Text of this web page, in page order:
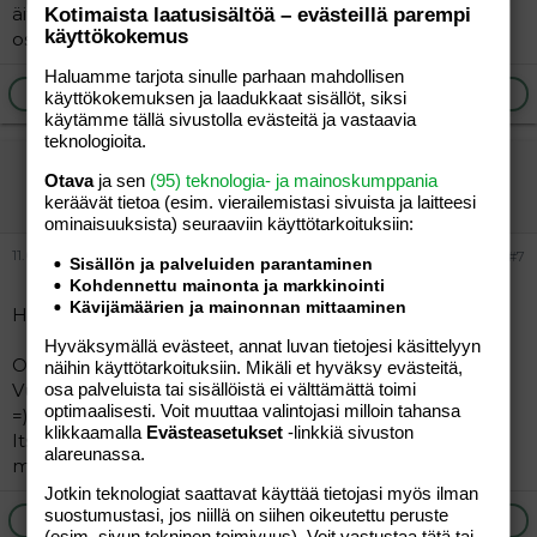
äiti Vantaalta. Minulle voi laittaa vaikkapa meiliä
osoitteeseen: ikkunaprinsessa82@jippii.fi
Ilmoita asiaton viesti
Vieras
11.06.2004 #7
Hei!
Olen 5 vuotiaan pojan ja 12 vuotiaan tytön yh-äiti
Vuosaaresta ja kaipailen uusia ystäviä, olisi kiva tutustua
=)
Itse olen 32v. aktiivinen, positiivinen, työssä käyvä äiti.
mailiakin voi laittaa: annaca71@city.fi
Ilmoita asiaton viesti
Kotimaista laatusisältöä – evästeillä parempi
käyttökokemus
Haluamme tarjota sinulle parhaan mahdollisen
käyttökokemuksen ja laadukkaat sisällöt, siksi
käytämme tällä sivustolla evästeitä ja vastaavia
teknologioita.
Otavaja sen (95) teknologia- ja mainoskumppania
keräävät tietoa (esim. vierailemis­tasi sivuista ja laitteesi
ominaisuuk­sista) seuraaviin käyttötarkoituksiin:
Sisällön ja palveluiden parantaminen
Kohdennettu mainonta ja markkinointi
Kävijämäärien ja mainonnan mittaaminen
Hyväksymällä evästeet, annat luvan tietojesi käsittelyyn
näihin käyttötarkoituksiin. Mikäli et hyväksy evästeitä,
osa palveluista tai sisällöistä ei välttämättä toimi
optimaalisesti. Voit muuttaa valintojasi milloin tahansa
klikkaamalla Evästeasetukset -linkkiä sivuston
alareunassa.
Jotkin teknologiat saattavat käyttää tietojasi myös ilman
suostumustasi, jos niillä on siihen oikeutettu peruste